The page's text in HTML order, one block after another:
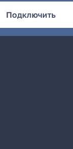
Подключить